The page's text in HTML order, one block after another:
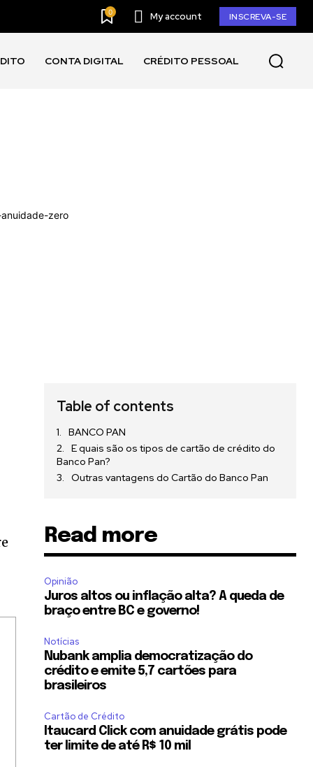
0 My account INSCREVA-SE
CONTA DIGITAL CRÉDITO PESSOAL
Table of contents
BANCO PAN
E quais são os tipos de cartão de crédito do
Banco Pan?
Outras vantagens do Cartão do Banco Pan
Read more
Opinião
Juros altos ou inflação alta? A queda de
braço entre BC e governo!
Notícias
Nubank amplia democratização do
crédito e emite 5,7 cartões para
brasileiros
Cartão de Crédito
Itaucard Click com anuidade grátis pode
ter limite de até R$ 10 mil